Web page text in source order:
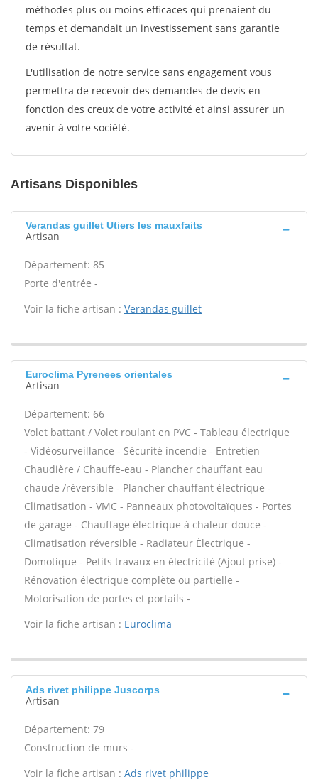
méthodes plus ou moins efficaces qui prenaient du
temps et demandait un investissement sans garantie
de résultat.
L'utilisation de notre service sans engagement vous
permettra de recevoir des demandes de devis en
fonction des creux de votre activité et ainsi assurer un
avenir à votre société.
Artisans Disponibles
Verandas guillet Utiers les mauxfaits
Artisan
Département: 85
Porte d'entrée -
Voir la fiche artisan : Verandas guillet
Euroclima Pyrenees orientales
Artisan
Département: 66
Volet battant / Volet roulant en PVC - Tableau électrique
- Vidéosurveillance - Sécurité incendie - Entretien
Chaudière / Chauffe-eau - Plancher chauffant eau
chaude /réversible - Plancher chauffant électrique -
Climatisation - VMC - Panneaux photovoltaïques - Portes
de garage - Chauffage électrique à chaleur douce -
Climatisation réversible - Radiateur Électrique -
Domotique - Petits travaux en électricité (Ajout prise) -
Rénovation électrique complète ou partielle -
Motorisation de portes et portails -
Voir la fiche artisan : Euroclima
Ads rivet philippe Juscorps
Artisan
Département: 79
Construction de murs -
Voir la fiche artisan : Ads rivet philippe